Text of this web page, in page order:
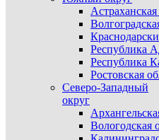
Астраханская
Республика
Республика
Ростовская
Северо-Западный
округ
Вологодская